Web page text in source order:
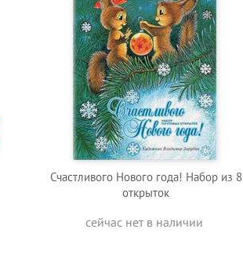
Счастливого Нового года! Набор из 8
открыток
сейчас нет в наличии